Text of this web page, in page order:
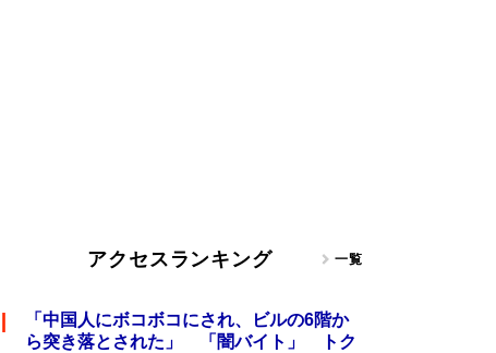
アクセスランキング 一覧
「中国人にボコボコにされ、ビルの6階か
ら突き落とされた」 「闇バイト」 トク